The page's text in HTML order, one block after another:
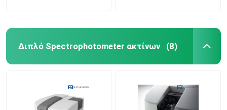
Διπλό Spectrophotometer ακτίνων (8)